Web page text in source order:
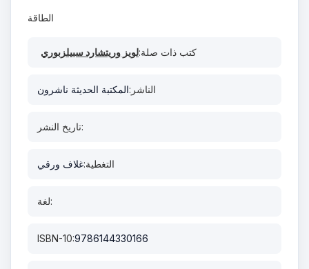
الطاقة
كتب ذات صلة:لويز وريتشارد سبيلزبوري
الناشر:المكتبة الحديثة ناشرون
تاريخ النشر:
التغطية:غلاف ورقي
لغة:
ISBN-10:9786144330166